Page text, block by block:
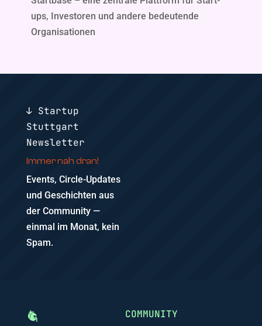
ups, Investoren und andere bedeutende
Organisationen
↓ Startup
Stuttgart
Newsletter
Immer nah dran!
Events, Circle-Updates
und Geschichten aus
der Community —
einmal im Monat, kein
Spam.
COMMUNITY